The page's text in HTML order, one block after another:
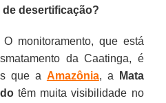
desertificação?
monitoramento, que está
da Caatinga, é
que a Amazônia, a
Mata
têm muita visibilidade no